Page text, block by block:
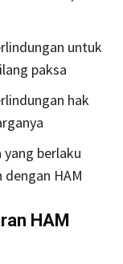
untuk
paksa
hak
yang berlaku
HAM
HAM